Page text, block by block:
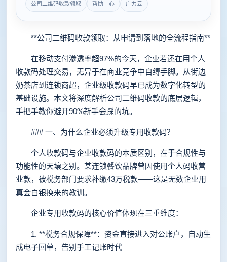
公司二维码收款领取 帮助中心 广力云
**公司二维码收款领取：从申请到落地的全流程指南**
在移动支付渗透率超97%的今天，企业若还在用个人
收款码处理交易，无异于在商业竞争中自缚手脚。从街边
奶茶店到连锁商超，企业级收款码早已成为数字化转型的
基础设施。本文将深度解析公司二维码收款的底层逻辑，
手把手教你避开90%新手会踩的坑。
### 一、为什么企业必须升级专用收款码？
个人收款码与企业收款码的本质区别，在于合规性与
功能性的天壤之别。某连锁餐饮品牌曾因使用个人码收营
业款，被税务部门要求补缴43万税款——这是无数企业用
真金白银换来的教训。
企业专用收款码的核心价值体现在三重维度：
1. **税务合规保障**：资金直接进入对公账户，自动生
成电子回单，告别手工记账时代